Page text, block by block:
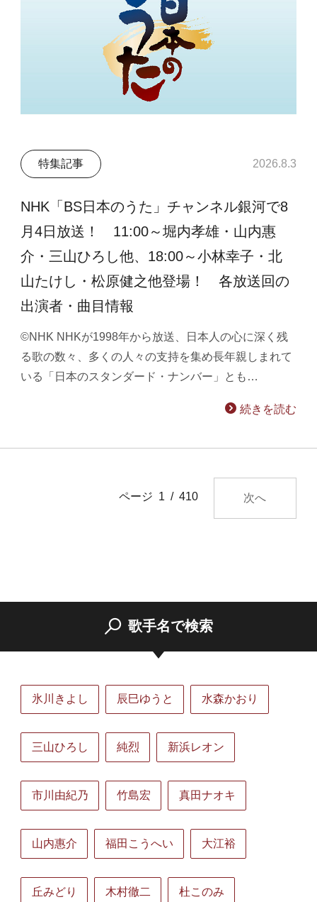
特集記事 2026.8.3
NHK「BS日本のうた」チャンネル銀河で8
月4日放送！ 11:00～堀内孝雄・山内惠
介・三山ひろし他、18:00～小林幸子・北
山たけし・松原健之他登場！ 各放送回の
出演者・曲目情報
©NHK NHKが1998年から放送、日本人の心に深く残
る歌の数々、多くの人々の支持を集め長年親しまれて
いる「日本のスタンダード・ナンバー」とも…
続きを読む
ページ 1 / 410 次へ
歌手名で検索
氷川きよし 辰巳ゆうと 水森かおり
三山ひろし 純烈 新浜レオン
市川由紀乃 竹島宏 真田ナオキ
山内惠介 福田こうへい 大江裕
丘みどり 木村徹二 杜このみ